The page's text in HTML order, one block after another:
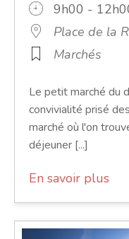
9h00 -
Place de la
Marchés
Le petit marché du
convivialité prisé
marché où l'on
déjeuner [...]
En savoir plus